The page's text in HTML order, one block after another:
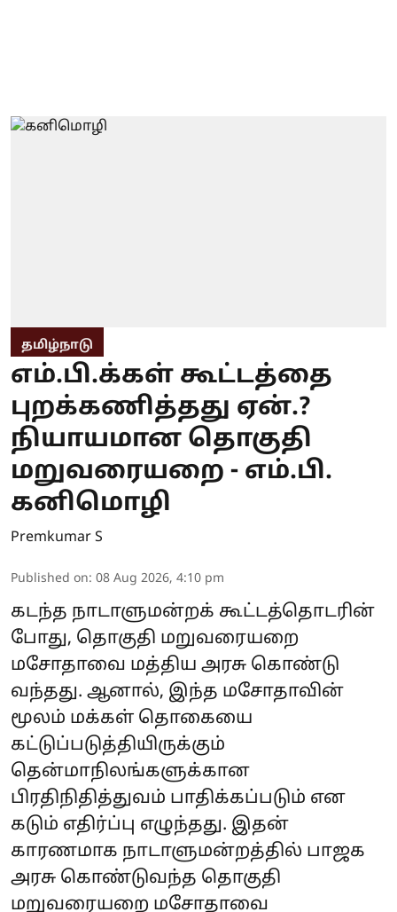
தமிழ்நாடு
எம்.பி.க்கள் கூட்டத்தை
புறக்கணித்தது ஏன்.?
நியாயமான தொகுதி
மறுவரையறை - எம்.பி.
கனிமொழி
Premkumar S
Published on: 08 Aug 2026, 4:10 pm
கடந்த நாடாளுமன்றக் கூட்டத்தொடரின்
போது, தொகுதி மறுவரையறை
மசோதாவை மத்திய அரசு கொண்டு
வந்தது. ஆனால், இந்த மசோதாவின்
மூலம் மக்கள் தொகையை
கட்டுப்படுத்தியிருக்கும்
தென்மாநிலங்களுக்கான
பிரதிநிதித்துவம் பாதிக்கப்படும் என
கடும் எதிர்ப்பு எழுந்தது. இதன்
காரணமாக நாடாளுமன்றத்தில் பாஜக
அரசு கொண்டுவந்த தொகுதி
மறுவரையறை மசோதாவை